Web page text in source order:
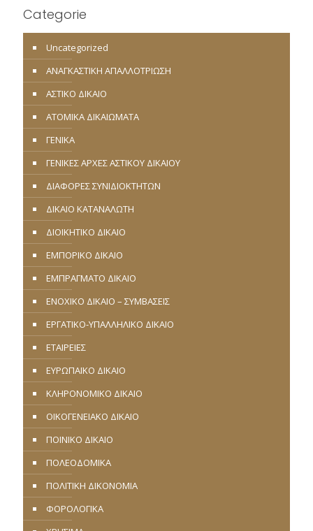
Categorie
Uncategorized
ΑΝΑΓΚΑΣΤΙΚΗ ΑΠΑΛΛΟΤΡΙΩΣΗ
ΑΣΤΙΚΟ ΔΙΚΑΙΟ
ΑΤΟΜΙΚΑ ΔΙΚΑΙΩΜΑΤΑ
ΓΕΝΙΚΑ
ΓΕΝΙΚΕΣ ΑΡΧΕΣ ΑΣΤΙΚΟΥ ΔΙΚΑΙΟΥ
ΔΙΑΦΟΡΕΣ ΣΥΝΙΔΙΟΚΤΗΤΩΝ
ΔΙΚΑΙΟ ΚΑΤΑΝΑΛΩΤΗ
ΔΙΟΙΚΗΤΙΚΟ ΔΙΚΑΙΟ
ΕΜΠΟΡΙΚΟ ΔΙΚΑΙΟ
ΕΜΠΡΑΓΜΑΤΟ ΔΙΚΑΙΟ
ΕΝΟΧΙΚΟ ΔΙΚΑΙΟ – ΣΥΜΒΑΣΕΙΣ
ΕΡΓΑΤΙΚΟ-ΥΠΑΛΛΗΛΙΚΟ ΔΙΚΑΙΟ
ΕΤΑΙΡΕΙΕΣ
ΕΥΡΩΠΑΪΚΟ ΔΙΚΑΙΟ
ΚΛΗΡΟΝΟΜΙΚΟ ΔΙΚΑΙΟ
ΟΙΚΟΓΕΝΕΙΑΚΟ ΔΙΚΑΙΟ
ΠΟΙΝΙΚΟ ΔΙΚΑΙΟ
ΠΟΛΕΟΔΟΜΙΚΑ
ΠΟΛΙΤΙΚΗ ΔΙΚΟΝΟΜΙΑ
ΦΟΡΟΛΟΓΙΚΑ